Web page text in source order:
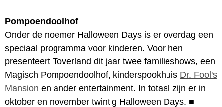
Pompoendoolhof
Onder de noemer Halloween Days is er overdag een
speciaal programma voor kinderen. Voor hen
presenteert Toverland dit jaar twee familieshows, een
Magisch Pompoendoolhof, kinderspookhuis Dr. Fool's
Mansion en ander entertainment. In totaal zijn er in
oktober en november twintig Halloween Days. ■